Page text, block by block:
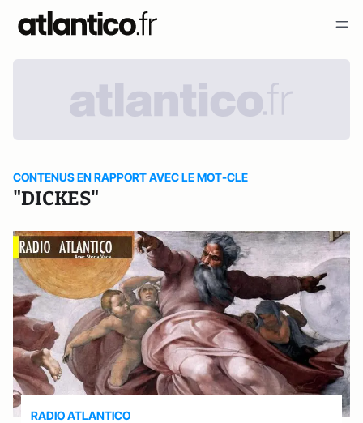
CONTENUS EN RAPPORT AVEC LE MOT-CLE
"DICKES"
RADIO ATLANTICO